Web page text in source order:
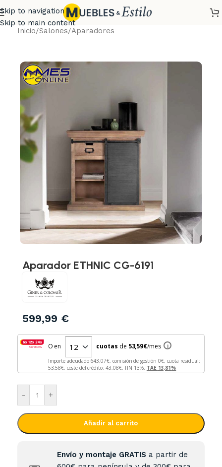
Skip to navigation
Skip to main content
Inicio/Salones/Aparadores
Aparador ETHNIC CG-6191
599,99 €
O en cuotas de 53,59€/mes i
Importe adeudado 643,07 €, comisión de gestión 0
€, cuota residual:
53,58
€, coste del crédito: 43,08€. TIN 13%. TAE 13,81%
- +
Añadir al carrito
Envío y montaje GRATIS a partir de